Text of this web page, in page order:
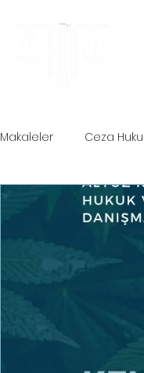
Makaleler Ceza
Ticaret Hukuku